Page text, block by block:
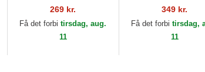
Extreme Little Stripe
The Farm Goorin Bros.
269 kr.
Få det forbitirsdag, aug.
11
Farm Goorin Bros.
349 kr.
Få det forbitirsdag,
11